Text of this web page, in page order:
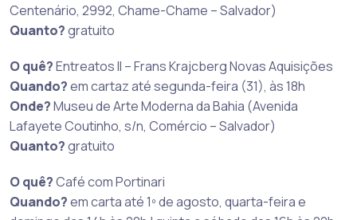
Centenário, 2992, Chame-Chame – Salvador)
Quanto?gratuito
O quê?Entreatos II – Frans Krajcberg Novas Aquisições
Quando?em cartaz até segunda-feira (31), às 18h
Onde?Museu de Arte Moderna da Bahia (Avenida
Lafayete Coutinho, s/n, Comércio – Salvador)
Quanto?gratuito
O quê?Café com Portinari
Quando?em carta até 1º de agosto, quarta-feira e